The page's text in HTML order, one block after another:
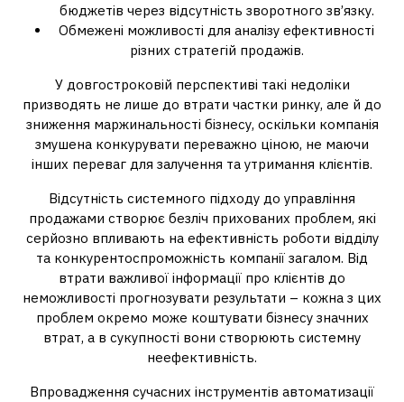
бюджетів через відсутність зворотного зв’язку.
Обмежені можливості для аналізу ефективності
різних стратегій продажів.
У довгостроковій перспективі такі недоліки
призводять не лише до втрати частки ринку, але й до
зниження маржинальності бізнесу, оскільки компанія
змушена конкурувати переважно ціною, не маючи
інших переваг для залучення та утримання клієнтів.
Відсутність системного підходу до управління
продажами створює безліч прихованих проблем, які
серйозно впливають на ефективність роботи відділу
та конкурентоспроможність компанії загалом. Від
втрати важливої інформації про клієнтів до
неможливості прогнозувати результати – кожна з цих
проблем окремо може коштувати бізнесу значних
втрат, а в сукупності вони створюють системну
неефективність.
Впровадження сучасних інструментів автоматизації